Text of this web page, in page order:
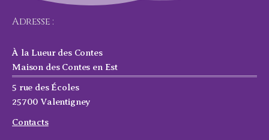
Adresse :
À la Lueur des Contes
Maison des Contes en Est
5 rue des Écoles
25700 Valentigney
Contacts